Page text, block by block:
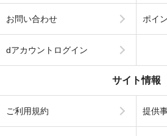
お問い合わせ ポイ
dアカウントログイン
サイト情報
ご利用規約 提供